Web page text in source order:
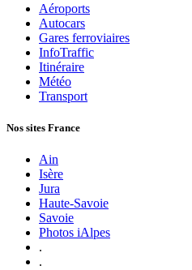
Aéroports
Autocars
Gares ferroviaires
InfoTraffic
Itinéraire
Météo
Transport
Nos sites France
Ain
Isère
Jura
Haute-Savoie
Savoie
Photos iAlpes
.
.